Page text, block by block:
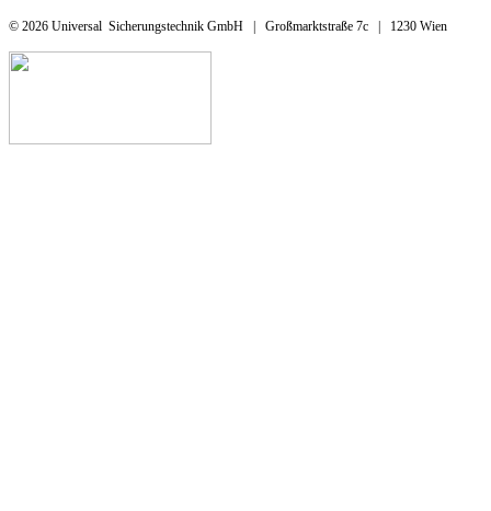
© 2026 Universal Sicherungstechnik GmbH | Großmarktstraße 7c | 1230 Wien